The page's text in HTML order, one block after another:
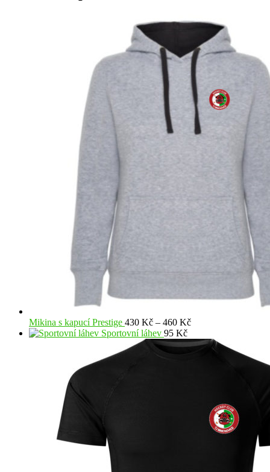
Mikina s kapucí Prestige 430 Kč – 460 KčRozpětí
430 Kč
Sportovní láhev 95 Kč